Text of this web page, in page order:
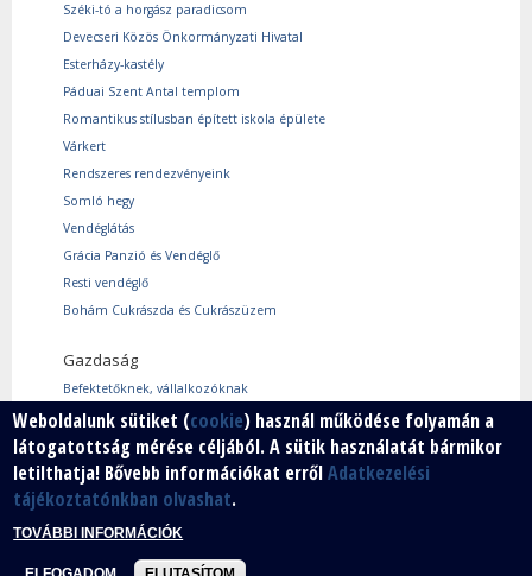
Széki-tó a horgász paradicsom
Devecseri Közös Önkormányzati Hivatal
Esterházy-kastély
Páduai Szent Antal templom
Romantikus stílusban épített iskola épülete
Várkert
Rendszeres rendezvényeink
Somló hegy
Vendéglátás
Grácia Panzió és Vendéglő
Resti vendéglő
Bohám Cukrászda és Cukrászüzem
Gazdaság
Befektetőknek, vállalkozóknak
Használtcikk piac
Márkáink
Szabad vállalkozói zóna
Vállalkozók
Weboldalunk sütiket (cookie) használ működése folyamán a
látogatottság mérése céljából. A sütik használatát bármikor
letilthatja! Bővebb információkat errőlAdatkezelési
tájékoztatónkban olvashat.
TOVÁBBI INFORMÁCIÓK